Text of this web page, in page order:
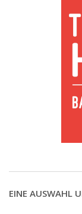
EINE AUSWAHL